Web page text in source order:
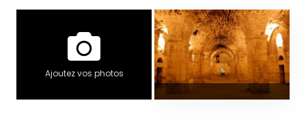
Ajoutez vos photos